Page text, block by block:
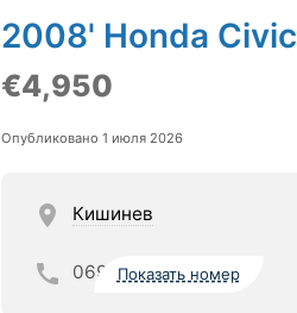
2008' Honda Civic
€4,950
Опубликовано 1 июля 2026
Кишинев
069 Показать номер